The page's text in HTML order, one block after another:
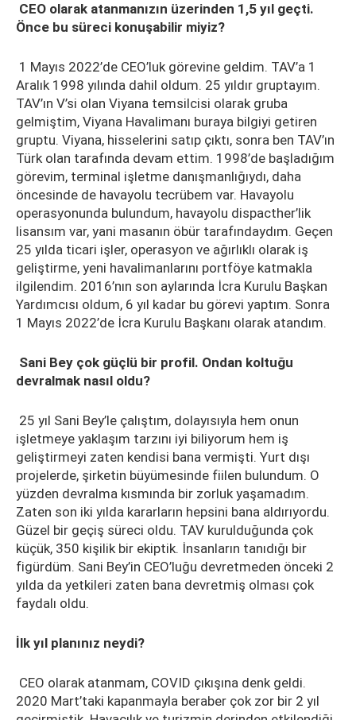
CEO olarak atanmanızın üzerinden 1,5 yıl geçti.
Önce bu süreci konuşabilir miyiz?
1 Mayıs 2022’de CEO’luk görevine geldim. TAV’a 1
Aralık 1998 yılında dahil oldum. 25 yıldır gruptayım.
TAV’ın V’si olan Viyana temsilcisi olarak gruba
gelmiştim, Viyana Havalimanı buraya bilgiyi getiren
gruptu. Viyana, hisselerini satıp çıktı, sonra ben TAV’ın
Türk olan tarafında devam ettim. 1998’de başladığım
görevim, terminal işletme danışmanlığıydı, daha
öncesinde de havayolu tecrübem var. Havayolu
operasyonunda bulundum, havayolu dispacther’lik
lisansım var, yani masanın öbür tarafındaydım. Geçen
25 yılda ticari işler, operasyon ve ağırlıklı olarak iş
geliştirme, yeni havalimanlarını portföye katmakla
ilgilendim. 2016’nın son aylarında İcra Kurulu Başkan
Yardımcısı oldum, 6 yıl kadar bu görevi yaptım. Sonra
1 Mayıs 2022’de İcra Kurulu Başkanı olarak atandım.
Sani Bey çok güçlü bir profil. Ondan koltuğu
devralmak nasıl oldu?
25 yıl Sani Bey’le çalıştım, dolayısıyla hem onun
işletmeye yaklaşım tarzını iyi biliyorum hem iş
geliştirmeyi zaten kendisi bana vermişti. Yurt dışı
projelerde, şirketin büyümesinde fiilen bulundum. O
yüzden devralma kısmında bir zorluk yaşamadım.
Zaten son iki yılda kararların hepsini bana aldırıyordu.
Güzel bir geçiş süreci oldu. TAV kurulduğunda çok
küçük, 350 kişilik bir ekiptik. İnsanların tanıdığı bir
figürdüm. Sani Bey’in CEO’luğu devretmeden önceki 2
yılda da yetkileri zaten bana devretmiş olması çok
faydalı oldu.
İlk yıl planınız neydi?
CEO olarak atanmam, COVID çıkışına denk geldi.
2020 Mart’taki kapanmayla beraber çok zor bir 2 yıl